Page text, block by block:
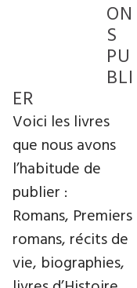
ON
S
PU
BLI
ER
Voici les livres
que nous avons
l’habitude de
publier :
Romans, Premiers
romans, récits de
vie, biographies,